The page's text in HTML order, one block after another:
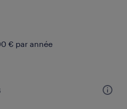
€ par année